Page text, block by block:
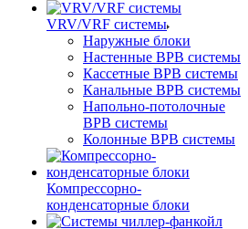
VRV/VRF системы
Наружные блоки
Настенные ВРВ системы
Кассетные ВРВ системы
Канальные ВРВ системы
Напольно-потолочные
ВРВ системы
Колонные ВРВ системы
Компрессорно-
конденсаторные блоки